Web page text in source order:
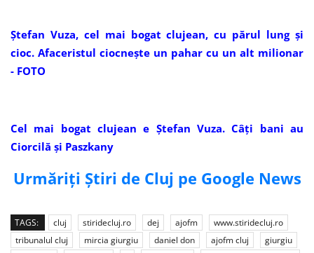
Ștefan Vuza, cel mai bogat clujean, cu părul lung și
cioc. Afaceristul ciocnește un pahar cu un alt milionar
- FOTO
Cel mai bogat clujean e Ștefan Vuza. Câți bani au
Ciorcilă și Paszkany
Urmăriți Știri de Cluj pe Google News
TAGS: cluj stiridecluj.ro dej ajofm
www.stiridecluj.ro
tribunalul cluj
mircia giurgiu daniel don ajofm cluj
giurgiu